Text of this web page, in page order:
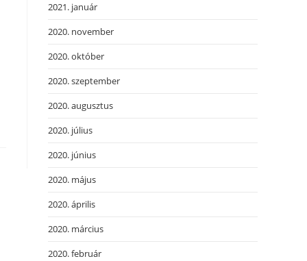
2021. január
2020. november
2020. október
2020. szeptember
2020. augusztus
2020. július
2020. június
2020. május
2020. április
2020. március
2020. február